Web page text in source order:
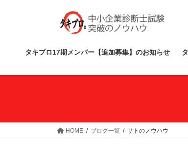
ス
ン
タキプロ17期メンバー【追加募集】のお知らせ
HOME ブログ一覧 サトのノウハウ